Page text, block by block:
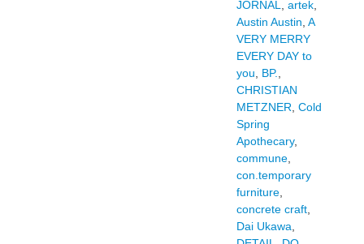
JORNAL
artek,
Austin Austin A
VERY MERRY
EVERY DAY to
you
BP.
CHRISTIAN
METZNER Cold
Spring
Apothecary,
commune,
con.temporary
furniture,
concrete craft,
Dai Ukawa